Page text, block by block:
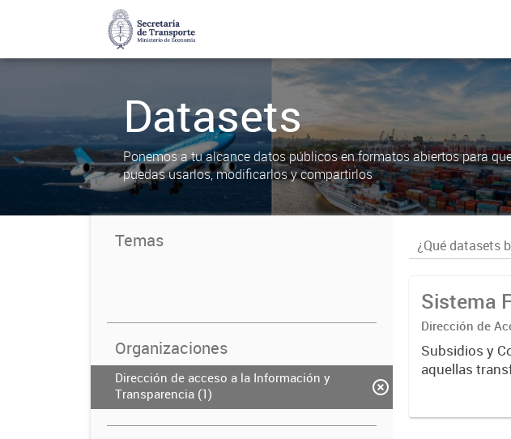
Datasets
Ponemos a tu alcance datos públicos en formatos abiertos para
puedas usarlos, modificarlos y compartirlos
Temas
Organizaciones
Dirección de acceso a la Información y
Transparencia (1)
Sistema
Dirección de
Subsidios y
aquellas